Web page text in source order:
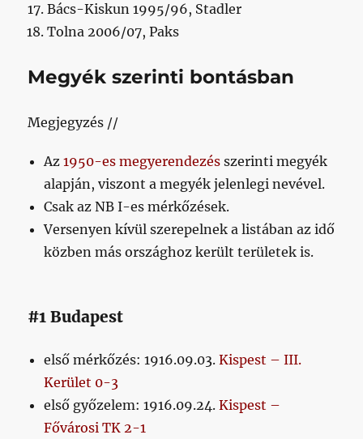
Bács-Kiskun 1995/96, Stadler
Tolna 2006/07, Paks
Megyék szerinti bontásban
Megjegyzés //
Az1950-es megyerendezés szerinti megyék
alapján, viszont a megyék jelenlegi nevével.
Csak az NB I-es mérkőzések.
Versenyen kívül szerepelnek a listában az idő
közben más országhoz került területek is.
#1 Budapest
első mérkőzés: 1916.09.03.Kispest – III.
Kerület 0-3
első győzelem: 1916.09.24.Kispest –
Fővárosi TK 2-1